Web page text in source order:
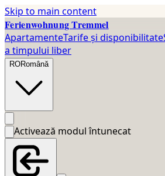
Skip to main content
Ferienwohnung Tremmel
ApartamenteTarife și disponibilitate
a timpului liber
RORomână
Activează modul întunecat